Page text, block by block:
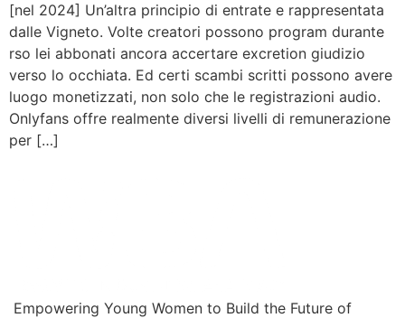
[nel 2024] Un’altra principio di entrate e rappresentata
dalle Vigneto. Volte creatori possono program durante
rso lei abbonati ancora accertare excretion giudizio
verso lo occhiata. Ed certi scambi scritti possono avere
luogo monetizzati, non solo che le registrazioni audio.
Onlyfans offre realmente diversi livelli di remunerazione
per […]
Empowering Young Women to Build the Future of